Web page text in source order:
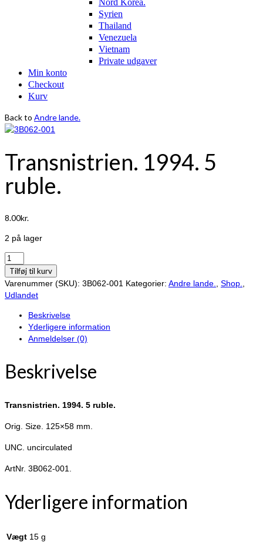
Nord Korea.
Syrien
Thailand
Venezuela
Vietnam
Private udgaver
Min konto
Checkout
Kurv
Back to Andre lande.
Transnistrien. 1994. 5
ruble.
8.00kr.
2 på lager
Transnistrien.
1994.
5
ruble.
Tilføj til kurv
Varenummer (SKU): 3B062-001 Kategorier: Andre lande. Shop.
Udlandet
Beskrivelse
Yderligere information
Anmeldelser (0)
Beskrivelse
Transnistrien. 1994. 5 ruble.
Orig. Size. 125×58 mm.
UNC. uncirculated
ArtNr. 3B062-001.
Yderligere information
Vægt 15 g